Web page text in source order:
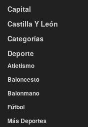
Capital
Castilla Y León
Categorías
Deporte
Atletismo
Baloncesto
Balonmano
Fútbol
Más Deportes